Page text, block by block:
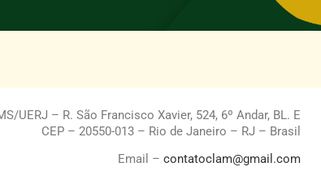
UERJ – R. São Francisco Xavier, 524, 6º Andar, BL. E
CEP – 20550-013 – Rio de Janeiro – RJ – Brasil
Email – contatoclam@gmail.com